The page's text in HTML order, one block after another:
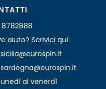
aiuto? Scrivici qui
al venerdì